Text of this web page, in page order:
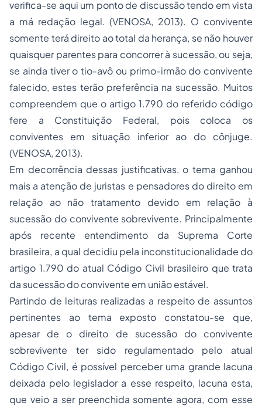
verifica-se aqui um ponto de discussão tendo em vista
a má redação legal. (VENOSA, 2013). O convivente
somente terá direito ao total da herança, se não houver
quaisquer parentes para concorrer à sucessão, ou seja,
se ainda tiver o tio-avô ou primo-irmão do convivente
falecido, estes terão preferência na sucessão. Muitos
compreendem que o artigo 1.790 do referido código
fere a Constituição Federal, pois coloca os
conviventes em situação inferior ao do cônjuge.
(VENOSA, 2013).
Em decorrência dessas justificativas, o tema ganhou
mais a atenção de juristas e pensadores do direito em
relação ao não tratamento devido em relação à
sucessão do convivente sobrevivente. Principalmente
após recente entendimento da Suprema Corte
brasileira, a qual decidiu pela inconstitucionalidade do
artigo 1.790 do atual Código Civil brasileiro que trata
da sucessão do convivente em união estável.
Partindo de leituras realizadas a respeito de assuntos
pertinentes ao tema exposto constatou-se que,
apesar de o direito de sucessão do convivente
sobrevivente ter sido regulamentado pelo atual
Código Civil, é possível perceber uma grande lacuna
deixada pelo legislador a esse respeito, lacuna esta,
que veio a ser preenchida somente agora, com esse